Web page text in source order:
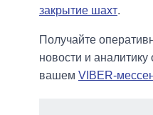
закрытие шахт.
Получайте
новости и
вашем VIBER-